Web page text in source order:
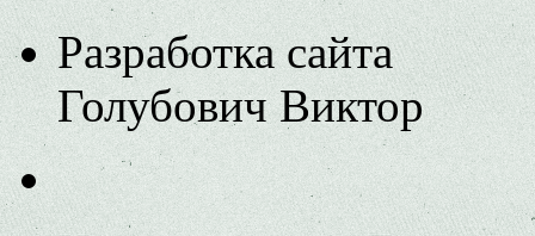
Разработка сайта
Голубович Виктор